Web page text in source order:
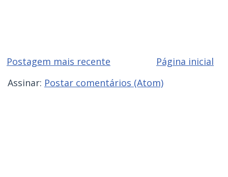
Postagem mais recente
Página inicial
Assinar: Postar comentários (Atom)